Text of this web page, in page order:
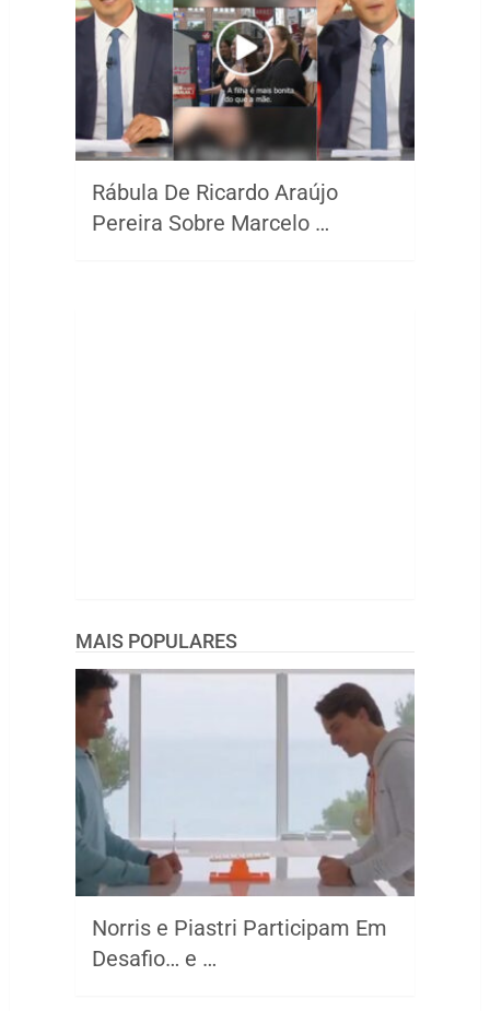
Rábula De Ricardo Araújo
Pereira Sobre Marcelo …
MAIS POPULARES
Norris e Piastri Participam Em
Desafio… e …